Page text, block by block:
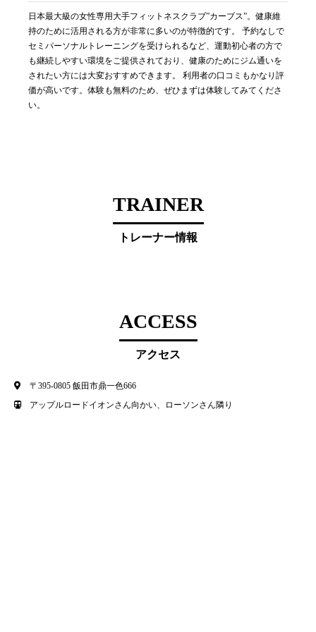
日本最大級の女性専用大手フィットネスクラブ”カーブス”。健康維
持のために活用される方が非常に多いのが特徴的です。 予約なしで
セミパーソナルトレーニングを受けられるなど、運動初心者の方で
も継続しやすい環境をご提供されており、健康のためにジム通いを
されたい方には大変おすすめできます。 利用者の口コミもかなり評
価が高いです。体験も無料のため、ぜひまずは体験してみてくださ
い。
TRAINER
トレーナー情報
ACCESS
アクセス
〒395-0805 飯田市鼎一色666
アップルロードイオンさん向かい、ローソンさん隣り